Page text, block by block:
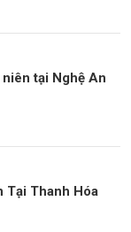
Long Hoàng
tại Nghệ An